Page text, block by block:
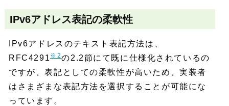
IPv6アドレス表記の柔軟性
IPv6アドレスのテキスト表記方法は、
RFC4291※2の2.2節にて既に仕様化されているの
ですが、表記としての柔軟性が高いため、実装者
はさまざまな表記方法を選択することが可能にな
っています。